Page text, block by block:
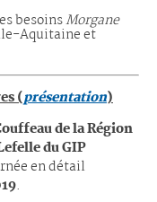
besoinsMorgane
Aquitaine et
(présentation)
de la Région
du GIP
en détail
.